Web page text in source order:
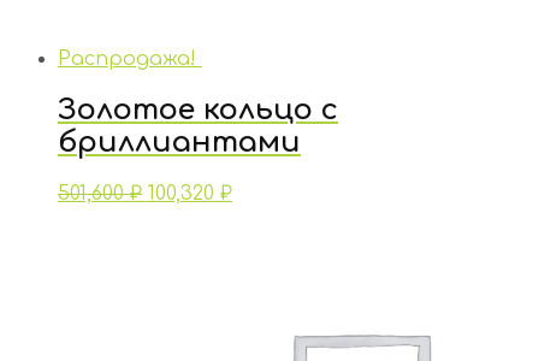
Распродажа!
Золотое кольцо с
бриллиантами
501,600₽ 100,320 ₽